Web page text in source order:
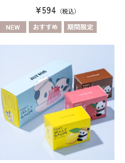
¥594 （税込）